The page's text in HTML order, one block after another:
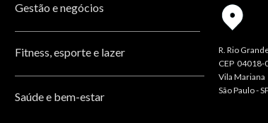
Gestão e negócios
Fitness, esporte e lazer
Saúde e bem-estar
R. Rio
CEP 04018-
Vila Mariana
São Paulo -